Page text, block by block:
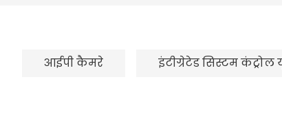
आईपी ​​कैमरे इंटीग्रेटेड सिस्टम कंट्रोल